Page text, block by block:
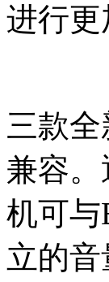
进行
三款全
兼容。
机可与
立的